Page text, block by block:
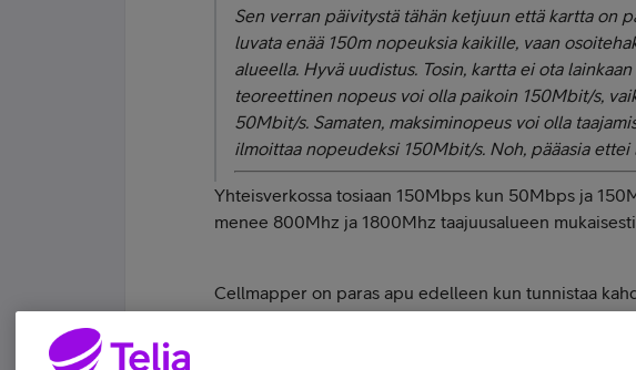
Sen verran päivitystä tähän ketjuun että kartta on
luvata enää 150m nopeuksia kaikille, vaan
alueella. Hyvä uudistus. Tosin, kartta ei ota
teoreettinen nopeus voi olla paikoin 150Mbit/s,
50Mbit/s. Samaten, maksiminopeus voi olla
ilmoittaa nopeudeksi 150Mbit/s. Noh, pääasia
Yhteisverkossa tosiaan 150Mbps kun 50Mbps ja
menee 800Mhz ja 1800Mhz taajuusalueen mukaisesti
Cellmapper on paras apu edelleen kun tunnistaa